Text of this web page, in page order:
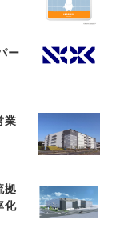
ー
業
拠
化